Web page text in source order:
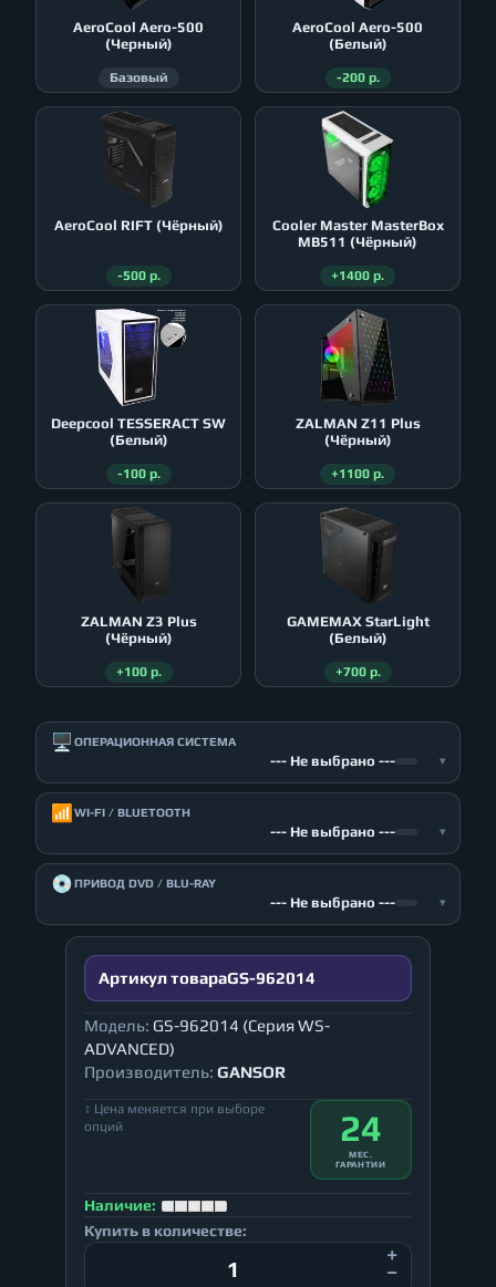
AeroСool Aero-500
(Черный)
Базовый
AeroСool Aero-500
(Белый)
-200 р.
AeroСool RIFT (Чёрный)
-500 р.
Cooler Master MasterBox
MB511 (Чёрный)
+1400 р.
Deepcool TESSERACT SW
(Белый)
-100 р.
ZALMAN Z11 Plus
(Чёрный)
+1100 р.
ZALMAN Z3 Plus
(Чёрный)
+100 р.
GAMEMAX StarLight
(Белый)
+700 р.
🖥️ ОПЕРАЦИОННАЯ СИСТЕМА
--- Не выбрано --- ▾
📶 WI-FI / BLUETOOTH
--- Не выбрано --- ▾
💿ПРИВОД DVD / BLU-RAY
--- Не выбрано --- ▾
Артикул товараGS-962014
Модель: GS-962014 (Серия WS-
ADVANCED)
Производитель: GANSOR
↕ Цена меняется при выборе
опций
24
МЕС.
ГАРАНТИИ
Наличие:
Купить в количестве: